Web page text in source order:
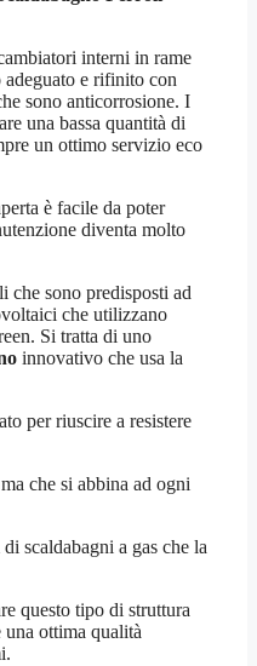
interni in rame
e rifinito con
sono anticorrosione. I
una bassa quantità di
un ottimo servizio eco
è facile da poter
diventa molto
che sono predisposti ad
che utilizzano
Si tratta di uno
innovativo che usa la
per riuscire a resistere
che si abbina ad ogni
scaldabagni a gas che la
questo tipo di struttura
una ottima qualità